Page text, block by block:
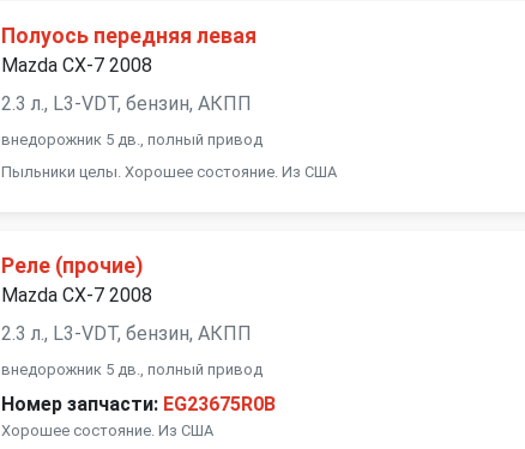
Полуось передняя левая
Mazda CX-7 2008
2.3 л., L3-VDT, бензин, АКПП
внедорожник 5 дв., полный привод
Пыльники целы. Хорошее состояние. Из США
Реле (прочие)
Mazda CX-7 2008
2.3 л., L3-VDT, бензин, АКПП
внедорожник 5 дв., полный привод
Номер запчасти: EG23675R0B
Хорошее состояние. Из США